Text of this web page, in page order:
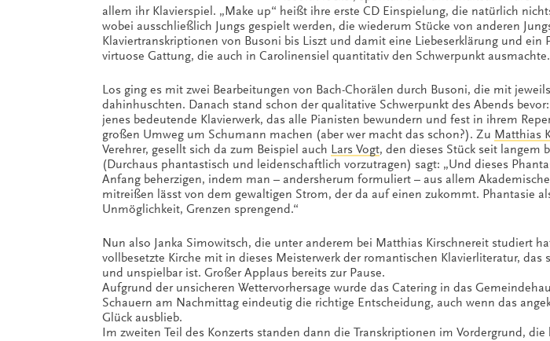
allem ihr Klavierspiel. „Make up“ heißt ihre erste CD Einspielung, die natürlich
wobei ausschließlich Jungs gespielt werden, die wiederum Stücke von anderen
Klaviertranskriptionen von Busoni bis Liszt und damit eine Liebeserklärung und ein
virtuose Gattung, die auch in Carolinensiel quantitativ den Schwerpunkt ausmachte.
Los ging es mit zwei Bearbeitungen von Bach-Chorälen durch Busoni, die mit
dahinhuschten. Danach stand schon der qualitative Schwerpunkt des Abends
jenes bedeutende Klavierwerk, das alle Pianisten bewundern und fest in ihrem
großen Umweg um Schumann machen (aber wer macht das schon?). Zu Matthias
Verehrer, gesellt sich da zum Beispiel auch Lars Vogt, den dieses Stück seit langem
(Durchaus phantastisch und leidenschaftlich vorzutragen) sagt: „Und dieses
Anfang beherzigen, indem man – andersherum formuliert – aus allem
mitreißen lässt von dem gewaltigen Strom, der da auf einen zukommt. Phantasie
Unmöglichkeit, Grenzen sprengend.“
Nun also Janka Simowitsch, die unter anderem bei Matthias Kirschnereit studiert
vollbesetzte Kirche mit in dieses Meisterwerk der romantischen Klavierliteratur, das
und unspielbar ist. Großer Applaus bereits zur Pause.
Aufgrund der unsicheren Wettervorhersage wurde das Catering in das
Schauern am Nachmittag eindeutig die richtige Entscheidung, auch wenn das
Glück ausblieb.
Im zweiten Teil des Konzerts standen dann die Transkriptionen im Vordergrund,